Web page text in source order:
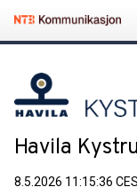
Havila
8.5.2026 11:15:36